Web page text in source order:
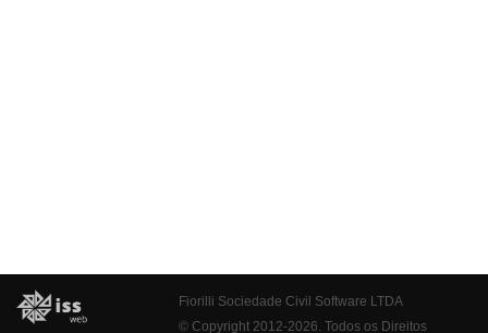
Fiorilli Sociedade Civil Software LTDA
© Copyright 2012-2026. Todos os Direitos